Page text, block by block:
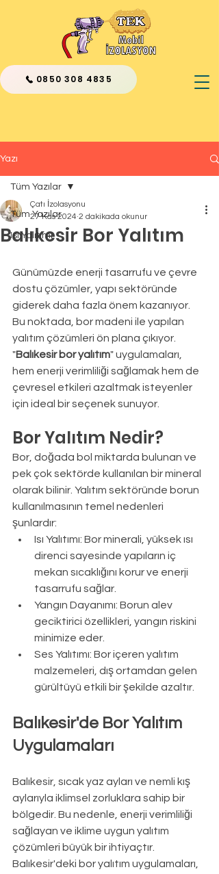
0850 308 4835
Yazı
Tüm Yazılar
Isı Yalıtımı
Tüm Yazılar
Balıkesir Bor Yalıtım
Çatı İzolasyonu
27 Kas 2024 2 dakikada okunur
Günümüzde enerji tasarrufu ve çevre
dostu çözümler, yapı sektöründe
giderek daha fazla önem kazanıyor.
Bu noktada, bor madeni ile yapılan
yalıtım çözümleri ön plana çıkıyor.
"Balıkesir bor yalıtım" uygulamaları,
hem enerji verimliliği sağlamak hem de
çevresel etkileri azaltmak isteyenler
için ideal bir seçenek sunuyor.
Bor Yalıtım Nedir?
Bor, doğada bol miktarda bulunan ve
pek çok sektörde kullanılan bir mineral
olarak bilinir. Yalıtım sektöründe borun
kullanılmasının temel nedenleri
şunlardır:
Isı Yalıtımı: Bor minerali, yüksek ısı
direnci sayesinde yapıların iç
mekan sıcaklığını korur ve enerji
tasarrufu sağlar.
Yangın Dayanımı: Borun alev
geciktirici özellikleri, yangın riskini
minimize eder.
Ses Yalıtımı: Bor içeren yalıtım
malzemeleri, dış ortamdan gelen
gürültüyü etkili bir şekilde azaltır.
Balıkesir'de Bor Yalıtım
Uygulamaları
Balıkesir, sıcak yaz ayları ve nemli kış
aylarıyla iklimsel zorluklara sahip bir
bölgedir. Bu nedenle, enerji verimliliği
sağlayan ve iklime uygun yalıtım
çözümleri büyük bir ihtiyaçtır.
Balıkesir'deki bor yalıtım uygulamaları,